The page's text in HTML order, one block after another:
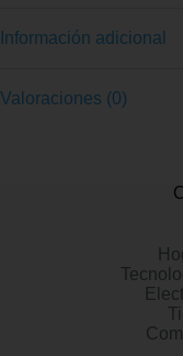
Información adicional
Valoraciones (0)